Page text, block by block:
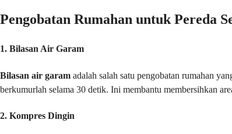
Pengobatan Rumahan untuk Pereda
1. Bilasan Air Garam
Bilasan air garam adalah salah satu pengobatan rumahan
berkumurlah selama 30 detik. Ini membantu membersihkan
2. Kompres Dingin